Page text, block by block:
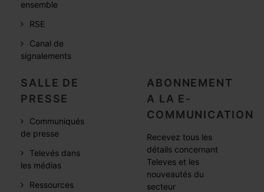
ensemble
RSE
Canal de
signalements
SALLE DE
PRESSE
Communiqués
de presse
Televés dans
les médias
Ressources
ABONNEMENT
A LA E-
COMMUNICATION
Recevez tous les
détails concernant
Televes et les
nouveautés du
secteur